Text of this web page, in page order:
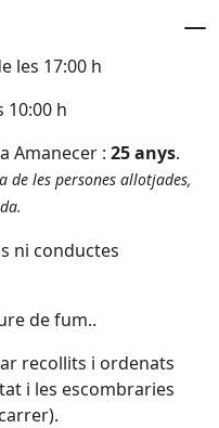
les 17:00 h
10:00 h
Amanecer : 25 anys.
de les persones allotjades,
ni conductes
de fum..
recollits i ordenats
i les escombraries